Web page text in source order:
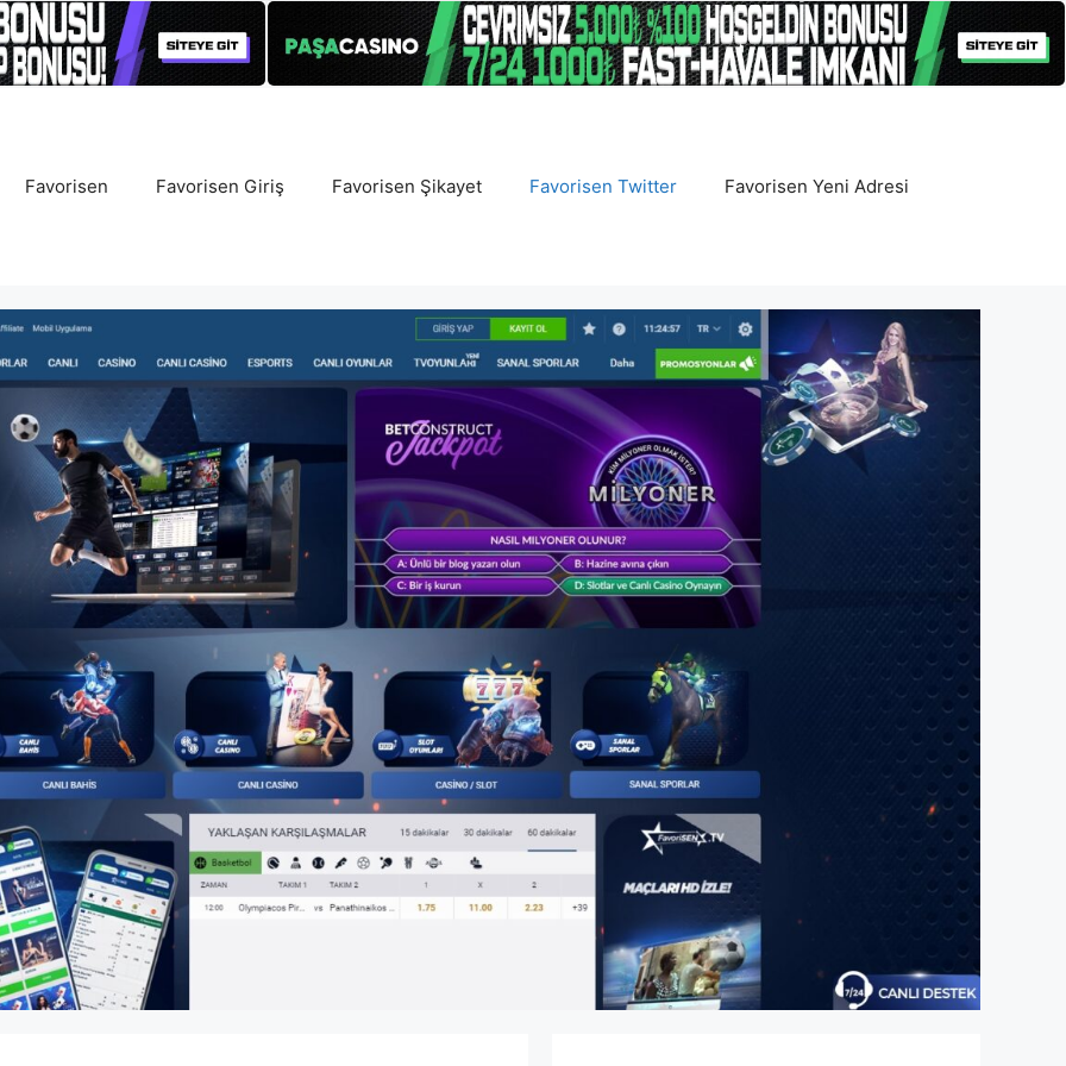
Favorisen Favorisen Giriş Favorisen Şikayet Favorisen Twitter Favorisen Yeni Adresi